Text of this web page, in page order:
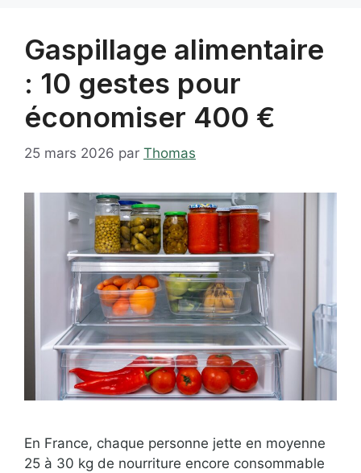
Gaspillage alimentaire
: 10 gestes pour
économiser 400 €
25 mars 2026 par Thomas
En France, chaque personne jette en moyenne
25 à 30 kg de nourriture encore consommable